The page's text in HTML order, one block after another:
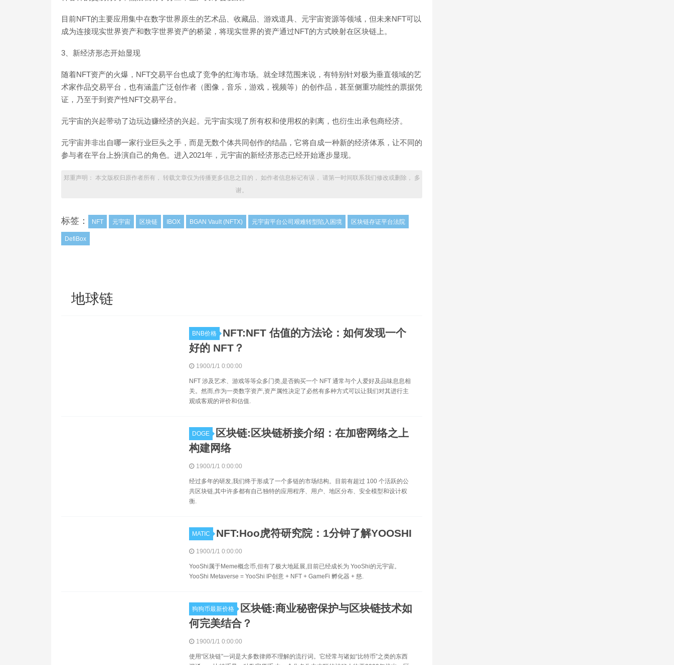
目前NFT的主要应用集中在数字世界原生的艺术品、收藏品、游戏道具、元宇宙资源等领域，但未来NFT可以
成为连接现实世界资产和数字世界资产的桥梁，将现实世界的资产通过NFT的方式映射在区块链上。
3、新经济形态开始显现
随着NFT资产的火爆，NFT交易平台也成了竞争的红海市场。就全球范围来说，有特别针对极为垂直领域的艺
术家作品交易平台，也有涵盖广泛创作者（图像，音乐，游戏，视频等）的创作品，甚至侧重功能性的票据凭
证，乃至于到资产性NFT交易平台。
元宇宙的兴起带动了边玩边赚经济的兴起。元宇宙实现了所有权和使用权的剥离，也衍生出承包商经济。
元宇宙并非出自哪一家行业巨头之手，而是无数个体共同创作的结晶，它将自成一种新的经济体系，让不同的
参与者在平台上扮演自己的角色。进入2021年，元宇宙的新经济形态已经开始逐步显现。
郑重声明： 本文版权归原作者所有， 转载文章仅为传播更多信息之目的， 如作者信息标记有误， 请第一时间联系我们修改或删除， 多
谢。
标签： NFT 元宇宙 区块链 IBOX BGAN Vault (NFTX) 元宇宙平台公司艰难转型陷入困境 区块链存证平台法院
DefiBox
地球链
BNB价格
NFT:NFT 估值的方法论：如何发现一个
好的 NFT？
1900/1/1 0:00:00
NFT 涉及艺术、游戏等等众多门类,是否购买一个 NFT 通常与个人爱好及品味息息相
关。然而,作为一类数字资产,资产属性决定了必然有多种方式可以让我们对其进行主
观或客观的评价和估值.
DOGE
区块链:区块链桥接介绍：在加密网络之上
构建网络
1900/1/1 0:00:00
经过多年的研发,我们终于形成了一个多链的市场结构。目前有超过 100 个活跃的公
共区块链,其中许多都有自己独特的应用程序、用户、地区分布、安全模型和设计权
衡.
MATIC NFT:Hoo虎符研究院：1分钟了解YOOSHI
1900/1/1 0:00:00
YooShi属于Meme概念币,但有了极大地延展,目前已经成长为 YooShi的元宇宙。
YooShi Metaverse = YooShi IP创意 + NFT + GameFi 孵化器 + 慈.
狗狗币最新价格
区块链:商业秘密保护与区块链技术如
何完美结合？
1900/1/1 0:00:00
使用“区块链”一词是大多数律师不理解的流行词。它经常与诸如“比特币”之类的东西